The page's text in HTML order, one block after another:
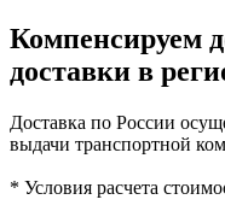
Компенсируем
доставки в
Доставка по России
выдачи транспортной
* Условия расчета